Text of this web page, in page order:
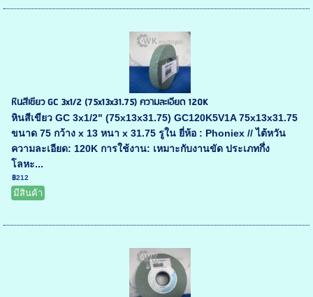
หินสีเขียว GC 3x1/2 (75x13x31.75) ความละเอียด 120K
หินสีเขียว GC 3x1/2" (75x13x31.75) GC120K5V1A 75x13x31.75
ขนาด 75 กว้าง x 13 หนา x 31.75 รูใน ยี่ห้อ : Phoniex // ไต้หวัน
ความละเอียด: 120K การใช้งาน: เหมาะกับงานขัด ประเภทกึ่ง
โลหะ...
฿212
มีสินค้า